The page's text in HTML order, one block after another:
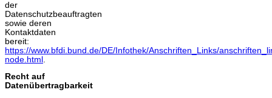
der
Datenschutzbeauftragten
sowie deren
Kontaktdaten
bereit:
https://www.bfdi.bund.de/DE/Infothek/Anschriften_Links/
node.html
Recht auf
Datenübertragbarkeit